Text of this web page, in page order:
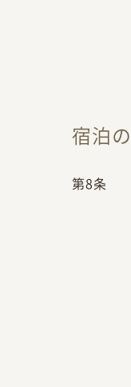
宿泊
第8条